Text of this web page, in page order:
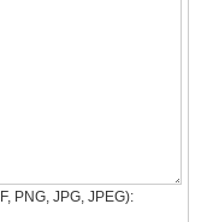
PNG, JPG, JPEG):